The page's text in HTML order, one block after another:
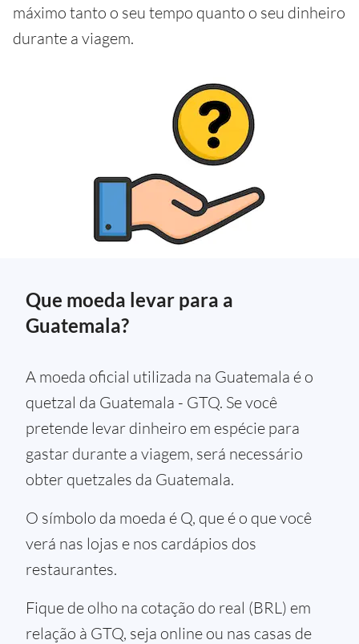
máximo tanto o seu tempo quanto o seu dinheiro
durante a viagem.
Que moeda levar para a
Guatemala?
A moeda oficial utilizada na Guatemala é o
quetzal da Guatemala - GTQ. Se você
pretende levar dinheiro em espécie para
gastar durante a viagem, será necessário
obter quetzales da Guatemala.
O símbolo da moeda é Q, que é o que você
verá nas lojas e nos cardápios dos
restaurantes.
Fique de olho na cotação do real (BRL) em
relação à GTQ, seja online ou nas casas de